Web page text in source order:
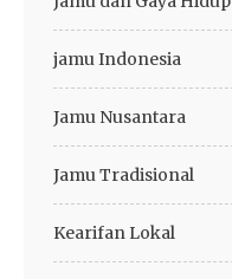
jamu Indonesia
Jamu Nusantara
Jamu Tradisional
Kearifan Lokal